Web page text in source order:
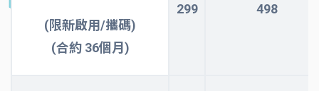
299
498
(限新啟用/攜碼)
(合約 36個月)